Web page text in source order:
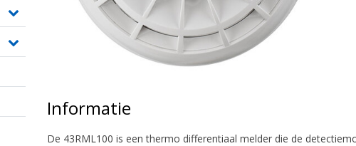
Informatie
De 43RML100 is een thermo differentiaal melder die de